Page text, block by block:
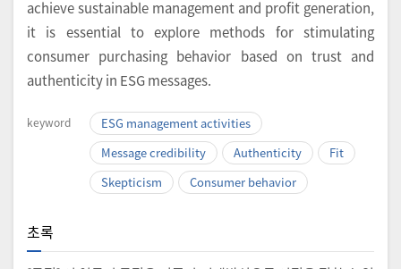
achieve sustainable management and profit generation,
it is essential to explore methods for stimulating
consumer purchasing behavior based on trust and
authenticity in ESG messages.
keyword
ESG management activities
Message credibility
Authenticity
Fit
Skepticism
Consumer behavior
초록